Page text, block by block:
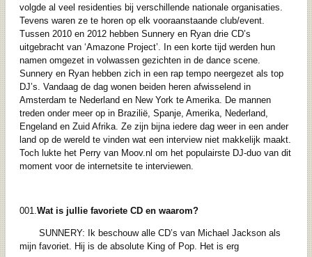
volgde al veel residenties bij verschillende nationale organisaties.
Tevens waren ze te horen op elk vooraanstaande club/event.
Tussen 2010 en 2012 hebben Sunnery en Ryan drie CD’s
uitgebracht van ‘Amazone Project’. In een korte tijd werden hun
namen omgezet in volwassen gezichten in de dance scene.
Sunnery en Ryan hebben zich in een rap tempo neergezet als top
DJ’s. Vandaag de dag wonen beiden heren afwisselend in
Amsterdam te Nederland en New York te Amerika. De mannen
treden onder meer op in Brazilië, Spanje, Amerika, Nederland,
Engeland en Zuid Afrika. Ze zijn bijna iedere dag weer in een ander
land op de wereld te vinden wat een interview niet makkelijk maakt.
Toch lukte het Perry van Moov.nl om het populairste DJ-duo van dit
moment voor de internetsite te interviewen.
001. Wat is jullie favoriete CD en waarom?
SUNNERY: Ik beschouw alle CD’s van Michael Jackson als
mijn favoriet. Hij is de absolute King of Pop. Het is erg